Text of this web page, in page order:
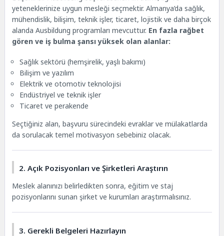
yeteneklerinize uygun mesleği seçmektir. Almanya’da sağlık,
mühendislik, bilişim, teknik işler, ticaret, lojistik ve daha birçok
alanda Ausbildung programları mevcuttur. En fazla rağbet
gören ve iş bulma şansı yüksek olan alanlar:
Sağlık sektörü (hemşirelik, yaşlı bakımı)
Bilişim ve yazılım
Elektrik ve otomotiv teknolojisi
Endüstriyel ve teknik işler
Ticaret ve perakende
Seçtiğiniz alan, başvuru sürecindeki evraklar ve mülakatlarda
da sorulacak temel motivasyon sebebiniz olacak.
2. Açık Pozisyonları ve Şirketleri Araştırın
Meslek alanınızı belirledikten sonra, eğitim ve staj
pozisyonlarını sunan şirket ve kurumları araştırmalısınız.
3. Gerekli Belgeleri Hazırlayın